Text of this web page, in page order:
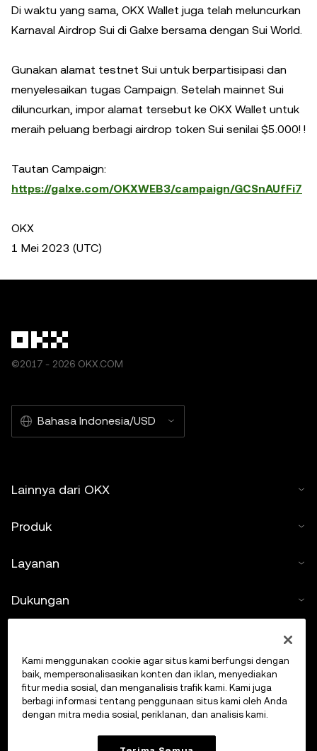
Di waktu yang sama, OKX Wallet juga telah meluncurkan
Karnaval Airdrop Sui di Galxe bersama dengan Sui World.
Gunakan alamat testnet Sui untuk berpartisipasi dan
menyelesaikan tugas Campaign. Setelah mainnet Sui
diluncurkan, impor alamat tersebut ke OKX Wallet untuk
meraih peluang berbagi airdrop token Sui senilai $5.000! !
Tautan Campaign:
https://galxe.com/OKXWEB3/campaign/GCSnAUfFi7
OKX
1 Mei 2023 (UTC)
©2017 - 2026 OKX.COM
Bahasa Indonesia/USD
Lainnya dari OKX
Produk
Layanan
Dukungan
Kalkulator kripto
Lakukan Trading
Kami menggunakan cookie agar situs kami berfungsi dengan
baik, mempersonalisasikan konten dan iklan, menyediakan
fitur media sosial, dan menganalisis trafik kami. Kami juga
berbagi informasi tentang penggunaan situs kami oleh Anda
dengan mitra media sosial, periklanan, dan analisis kami.